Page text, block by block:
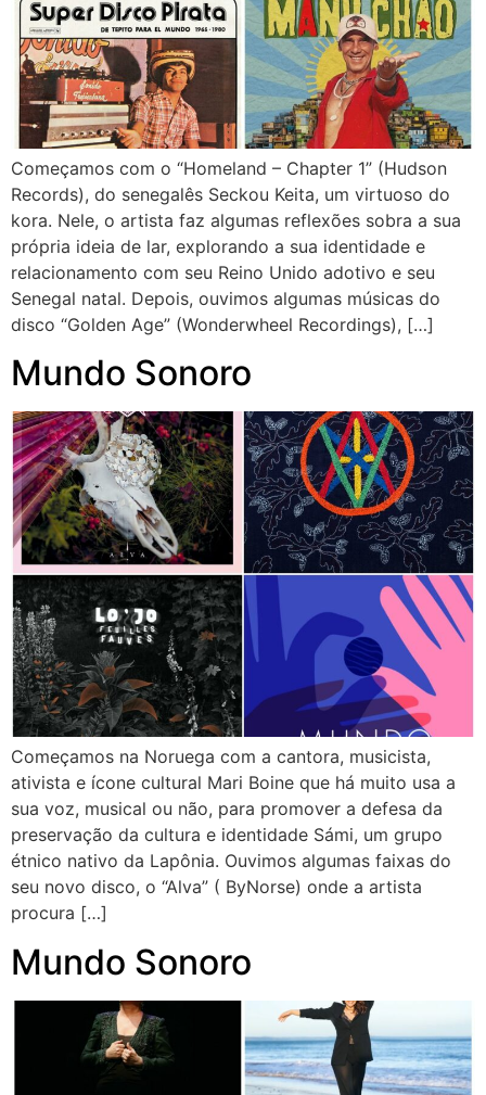
Começamos com o “Homeland – Chapter 1” (Hudson
Records), do senegalês Seckou Keita, um virtuoso do
kora. Nele, o artista faz algumas reflexões sobra a sua
própria ideia de lar, explorando a sua identidade e
relacionamento com seu Reino Unido adotivo e seu
Senegal natal. Depois, ouvimos algumas músicas do
disco “Golden Age” (Wonderwheel Recordings), […]
Mundo Sonoro
Começamos na Noruega com a cantora, musicista,
ativista e ícone cultural Mari Boine que há muito usa a
sua voz, musical ou não, para promover a defesa da
preservação da cultura e identidade Sámi, um grupo
étnico nativo da Lapônia. Ouvimos algumas faixas do
seu novo disco, o “Alva” ( ByNorse) onde a artista
procura […]
Mundo Sonoro